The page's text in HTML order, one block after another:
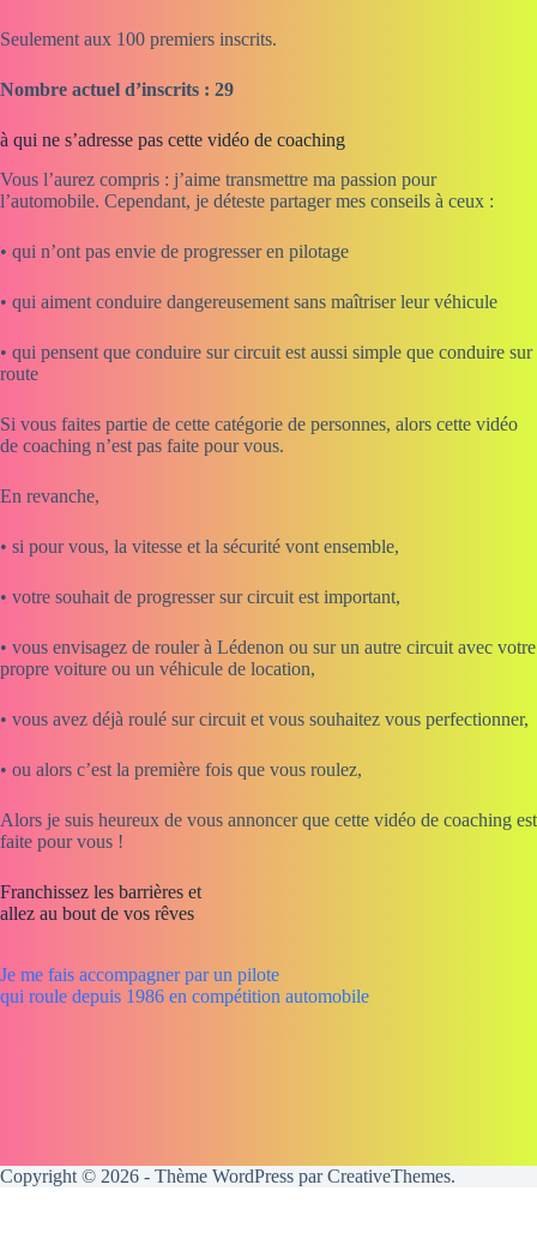
Seulement aux 100 premiers inscrits.
Nombre actuel d’inscrits : 29
à qui ne s’adresse pas cette vidéo de coaching
Vous l’aurez compris : j’aime transmettre ma passion pour
l’automobile. Cependant, je déteste partager mes conseils à ceux :
• qui n’ont pas envie de progresser en pilotage
• qui aiment conduire dangereusement sans maîtriser leur véhicule
• qui pensent que conduire sur circuit est aussi simple que conduire sur
route
Si vous faites partie de cette catégorie de personnes, alors cette vidéo
de coaching n’est pas faite pour vous.
En revanche,
• si pour vous, la vitesse et la sécurité vont ensemble,
• votre souhait de progresser sur circuit est important,
• vous envisagez de rouler à Lédenon ou sur un autre circuit avec votre
propre voiture ou un véhicule de location,
• vous avez déjà roulé sur circuit et vous souhaitez vous perfectionner,
• ou alors c’est la première fois que vous roulez,
Alors je suis heureux de vous annoncer que cette vidéo de coaching est
faite pour vous !
Franchissez les barrières et
allez au bout de vos rêves
Je me fais accompagner par un pilote
qui roule depuis 1986 en compétition automobile
Copyright © 2026 - Thème WordPress parCreativeThemes.